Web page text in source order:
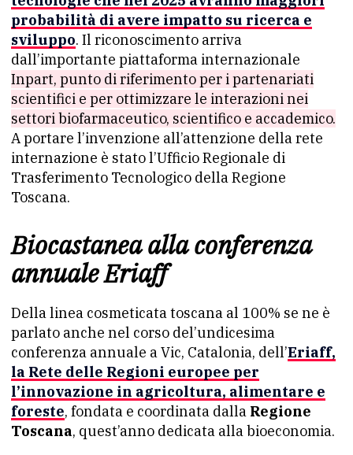
probabilità di avere impatto su ricerca e
sviluppo. Il riconoscimento arriva
dall’importante piattaforma internazionale
Inpart, punto di riferimento per i partenariati
scientifici e per ottimizzare le interazioni nei
settori biofarmaceutico, scientifico e accademico.
A portare l’invenzione all’attenzione della rete
internazione è stato l’Ufficio Regionale di
Trasferimento Tecnologico della Regione
Toscana.
Biocastanea alla conferenza
annuale Eriaff
Della linea cosmeticata toscana al 100% se ne è
parlato anche nel corso del’undicesima
conferenza annuale a Vic, Catalonia, dell’Eriaff,
la Rete delle Regioni europee per
l’innovazione in agricoltura, alimentare e
foreste, fondata e coordinata dalla Regione
Toscana, quest’anno dedicata alla bioeconomia.